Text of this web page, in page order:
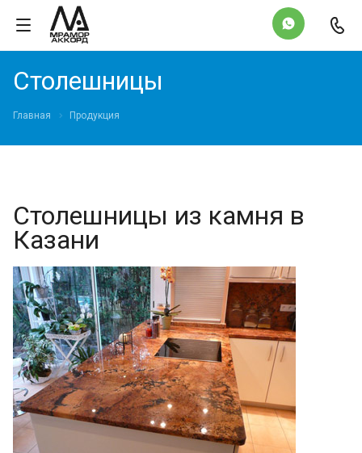
Столешницы
Главная Продукция
Столешницы из камня в
Казани